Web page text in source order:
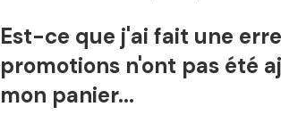
Est-ce que j'ai fait une
promotions n'ont pas été
mon panier...